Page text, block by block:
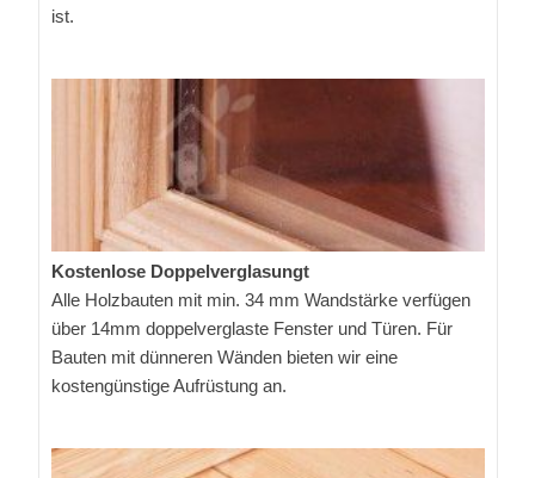
ist.
Kostenlose Doppelverglasungt
Alle Holzbauten mit min. 34 mm Wandstärke verfügen
über 14mm doppelverglaste Fenster und Türen. Für
Bauten mit dünneren Wänden bieten wir eine
kostengünstige Aufrüstung an.